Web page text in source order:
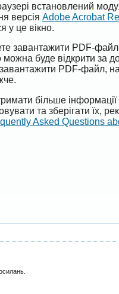
встановлений
версія Adobe Acrobat
у це вікно.
завантажити PDF-
можна буде відкрити за
PDF-файл,
більше
та зберігати їх,
Asked Questions